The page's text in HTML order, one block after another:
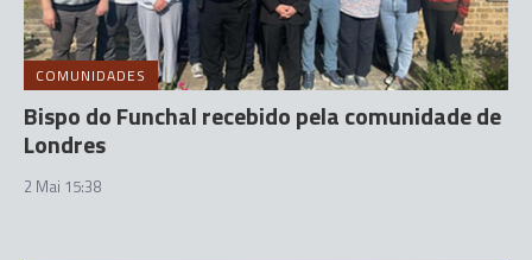
COMUNIDADES
Bispo do Funchal recebido pela comunidade de
Londres
2 Mai 15:38